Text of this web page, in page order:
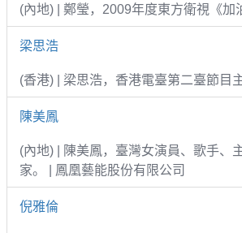
(內地) | 鄭瑩，2009年度東方衛視《加
梁思浩
(香港) | 梁思浩，香港電臺第二臺節目
陳美鳳
(內地) | 陳美鳳，臺灣女演員、歌手、
家。 | 鳳凰藝能股份有限公司
倪雅倫